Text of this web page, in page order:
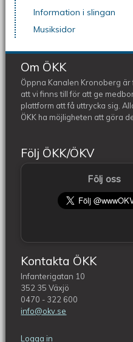
Information i slingan
Musiksidor
Om ÖKK
Öppna Kanalen Kronoberg
att vi finns till för att ge
plattform att få uttrycka sig.
ÖKK ha möjligheten att göra
Följ ÖKK/ÖKV
Följ oss
Kontakta ÖKK
Infanterigatan 10
352 35 Växjö
0470 - 322 600
info@okv.se
Logga in